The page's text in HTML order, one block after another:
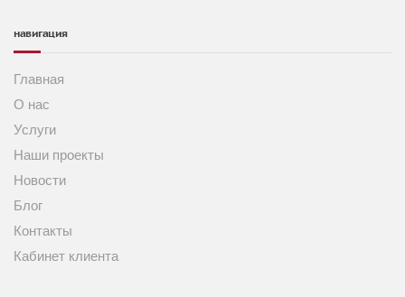
навигация
Главная
О нас
Услуги
Наши проекты
Новости
Блог
Контакты
Кабинет клиента